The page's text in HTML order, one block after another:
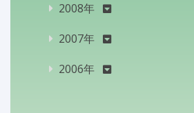
2008年
2007年
2006年